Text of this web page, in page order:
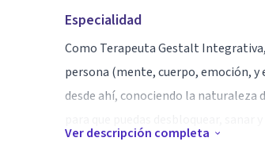
Especialidad
Como Terapeuta Gestalt
persona (mente, cuerpo, emoción,
desde ahí, conociendo la naturaleza
Ver descripción completa